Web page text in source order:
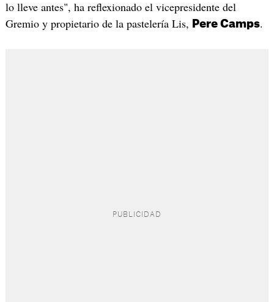
lo lleve antes", ha reflexionado el vicepresidente del
Gremio y propietario de la pastelería Lis, Pere Camps.